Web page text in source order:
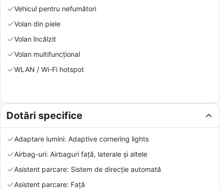
Vehicul pentru nefumători
Volan din piele
Volan încălzit
Volan multifuncțional
WLAN / Wi-Fi hotspot
Dotări specifice
Adaptare lumini: Adaptive cornering lights
Airbag-uri: Airbaguri față, laterale și altele
Asistent parcare: Sistem de direcție automată
Asistent parcare: Față